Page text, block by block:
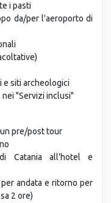
i pasti
da/per l'aeroporto di
e siti archeologici
"Servizi inclusi"
pre/post tour
di Catania all'hotel e
andata e ritorno per
2 ore)